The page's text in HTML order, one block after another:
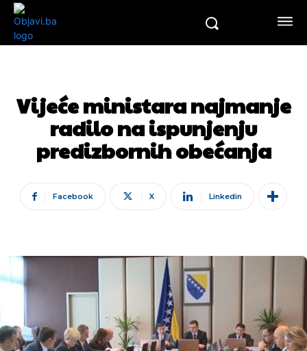
Vijeće ministara najmanje
radilo na ispunjenju
predizbornih obećanja
Facebook X Linkedin